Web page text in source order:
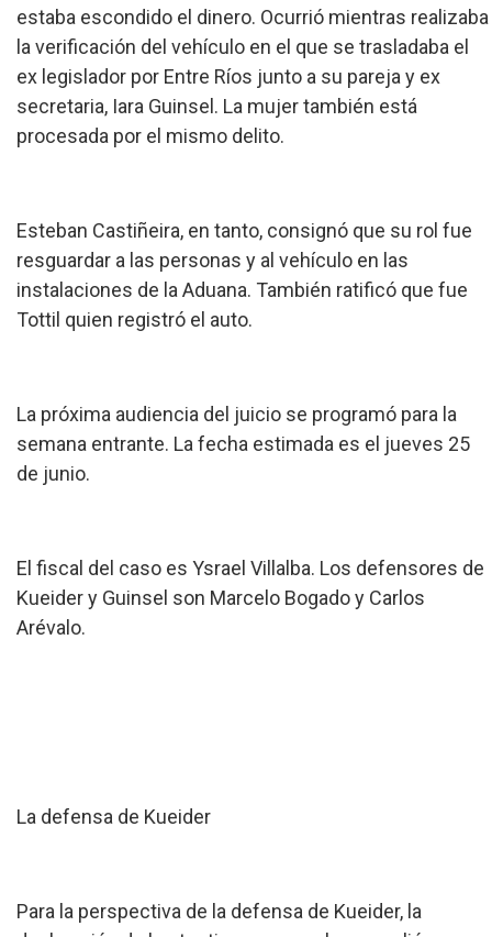
estaba escondido el dinero. Ocurrió mientras realizaba
la verificación del vehículo en el que se trasladaba el
ex legislador por Entre Ríos junto a su pareja y ex
secretaria, Iara Guinsel. La mujer también está
procesada por el mismo delito.
Esteban Castiñeira, en tanto, consignó que su rol fue
resguardar a las personas y al vehículo en las
instalaciones de la Aduana. También ratificó que fue
Tottil quien registró el auto.
La próxima audiencia del juicio se programó para la
semana entrante. La fecha estimada es el jueves 25
de junio.
El fiscal del caso es Ysrael Villalba. Los defensores de
Kueider y Guinsel son Marcelo Bogado y Carlos
Arévalo.
La defensa de Kueider
Para la perspectiva de la defensa de Kueider, la